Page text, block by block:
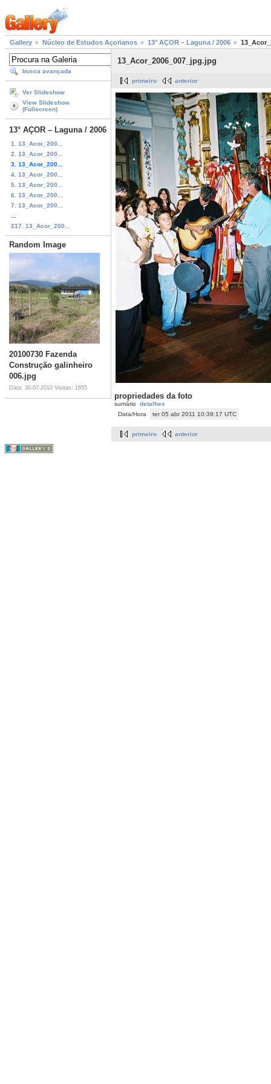
Gallery Núcleo de Estudos Açorianos 13° AÇOR – Laguna / 2006
busca avançada
Ver Slideshow
View Slideshow
(Fullscreen)
13° AÇOR – Laguna / 2006
1. 13_Acor_200...
2. 13_Acor_200...
3. 13_Acor_200...
4. 13_Acor_200...
5. 13_Acor_200...
6. 13_Acor_200...
7. 13_Acor_200...
217. 13_Acor_200...
Random Image
20100730 Fazenda
Construção galinheiro
006.jpg
Data: 30-07-2010 Visitas: 1655
13_Acor_2006_007_jpg.jpg
primeiro anterior
propriedades da foto
sumário detalhes
Data/Hora
ter 05 abr 2011 10:39:17 UTC
primeiro anterior